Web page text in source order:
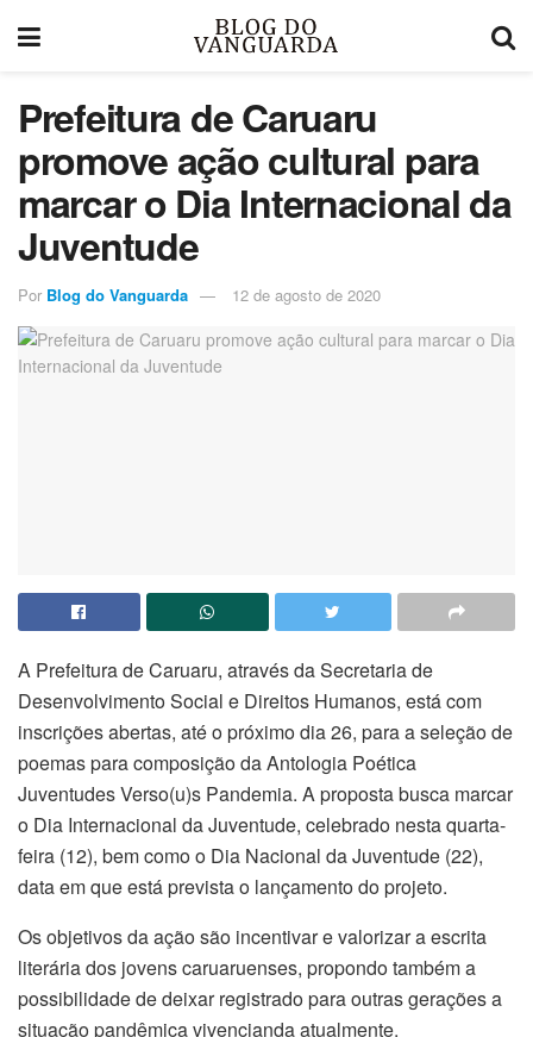
Prefeitura de Caruaru
promove ação cultural para
marcar o Dia Internacional da
Juventude
Por Blog do Vanguarda 12 de agosto de 2020
A Prefeitura de Caruaru, através da Secretaria de
Desenvolvimento Social e Direitos Humanos, está com
inscrições abertas, até o próximo dia 26, para a seleção de
poemas para composição da Antologia Poética
Juventudes Verso(u)s Pandemia. A proposta busca marcar
o Dia Internacional da Juventude, celebrado nesta quarta-
feira (12), bem como o Dia Nacional da Juventude (22),
data em que está prevista o lançamento do projeto.
Os objetivos da ação são incentivar e valorizar a escrita
literária dos jovens caruaruenses, propondo também a
possibilidade de deixar registrado para outras gerações a
situação pandêmica vivencianda atualmente.